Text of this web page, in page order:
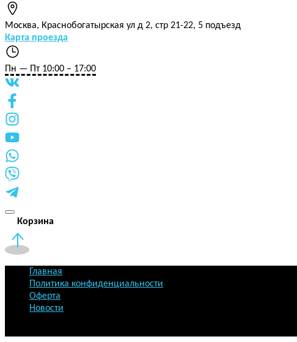
Москва, Краснобогатырская ул д 2, стр 21-22, 5 подъезд
Карта проезда
Пн — Пт 10:00 – 17:00
Корзина
Главная
Политика конфиденциальности
Оферта
Новости